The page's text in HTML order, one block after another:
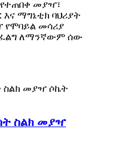
መያዣ፣
ማግኔቲክ ባህሪያት
የሞባይል መሳሪያ
ለማንኛውም ሰው
ስልክ መያዣ